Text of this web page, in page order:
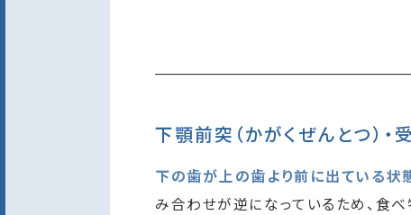
下顎前突（かがくぜんとつ）・
下の歯が上の歯より前に出ている状
み合わせが逆になっているため、食べ